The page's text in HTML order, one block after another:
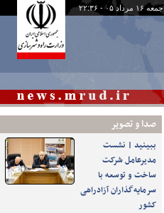
جمعه ۱۶ مرداد ۰۵ - ۲۲:۳۶
صدا و تصوير
ببینید | نشست
مدیرعامل شرکت
ساخت و توسعه با
سرمایه‌گذاران آزادراهی
کشور